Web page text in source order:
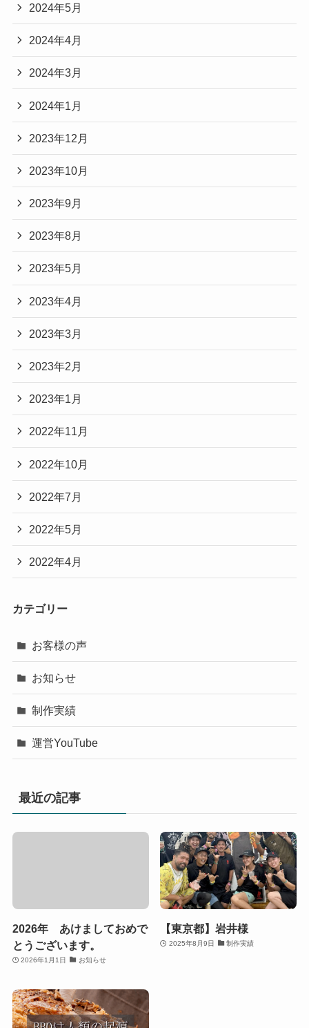
2024年5月
2024年4月
2024年3月
2024年1月
2023年12月
2023年10月
2023年9月
2023年8月
2023年5月
2023年4月
2023年3月
2023年2月
2023年1月
2022年11月
2022年10月
2022年7月
2022年5月
2022年4月
カテゴリー
お客様の声
お知らせ
制作実績
運営YouTube
最近の記事
2026年 あけましておめで
とうございます。
2026年1月1日 お知らせ
【東京都】岩井様
2025年8月9日 制作実績